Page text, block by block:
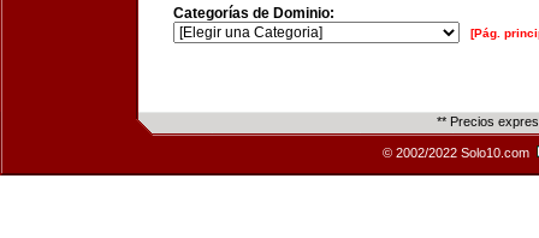
Categorías de Dominio:
[Pág.
** Precios
© 2002/2022 Solo10.com